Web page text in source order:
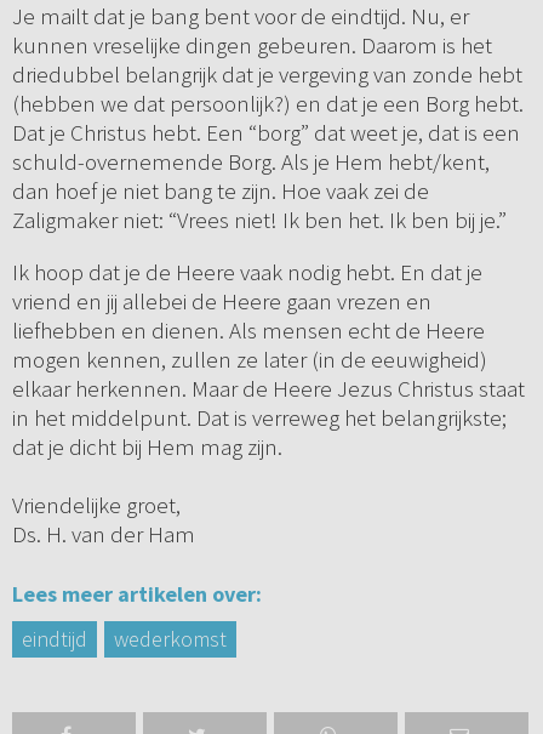
Je mailt dat je bang bent voor de eindtijd. Nu, er
kunnen vreselijke dingen gebeuren. Daarom is het
driedubbel belangrijk dat je vergeving van zonde hebt
(hebben we dat persoonlijk?) en dat je een Borg hebt.
Dat je Christus hebt. Een “borg” dat weet je, dat is een
schuld-overnemende Borg. Als je Hem hebt/kent,
dan hoef je niet bang te zijn. Hoe vaak zei de
Zaligmaker niet: “Vrees niet! Ik ben het. Ik ben bij je.”
Ik hoop dat je de Heere vaak nodig hebt. En dat je
vriend en jij allebei de Heere gaan vrezen en
liefhebben en dienen. Als mensen echt de Heere
mogen kennen, zullen ze later (in de eeuwigheid)
elkaar herkennen. Maar de Heere Jezus Christus staat
in het middelpunt. Dat is verreweg het belangrijkste;
dat je dicht bij Hem mag zijn.
Vriendelijke groet,
Ds. H. van der Ham
Lees meer artikelen over:
eindtijd
wederkomst